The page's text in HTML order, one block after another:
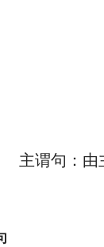
主谓句：由